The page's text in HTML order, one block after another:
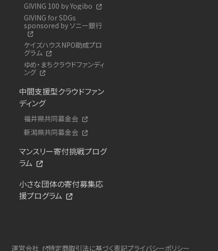
GIVING 100 by Yogibo
GIVING for SDGs
sponsored by ソニー銀行
ケイズハウスNPO助成プロ
グラム
ゆめ・まちクラウドファンディ
ング
中間支援型クラウドファン
ディング
福井県共同募金会
新潟県共同募金会
マンスリー寄付挑戦プログ
ラム
小さな団体の寄付募集応
援プログラム
運営会社 特定商取引法に基づく表記プライバシーポリシー